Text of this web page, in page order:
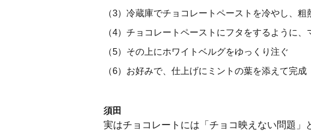
（3）冷蔵庫でチョコレートペーストを冷やし、粗
（4）チョコレートペーストにフタをするように
（5）その上にホワイトベルグをゆっくり注ぐ
（6）お好みで、仕上げにミントの葉を添えて完成
須田
実はチョコレートには「チョコ映えない問題」